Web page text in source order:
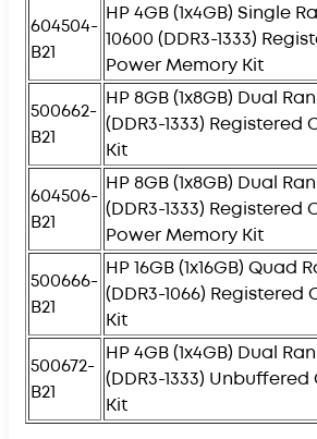
604504-
B21
HP 4GB (1x4GB) Single
10600 (DDR3-1333)
Power Memory Kit
500662-
B21
HP 8GB (1x8GB) Dual
(DDR3-1333) Registered
Kit
604506-
B21
HP 8GB (1x8GB) Dual
(DDR3-1333) Registered
Power Memory Kit
500666-
B21
HP 16GB (1x16GB) Quad
(DDR3-1066) Registered
Kit
500672-
B21
HP 4GB (1x4GB) Dual
(DDR3-1333)
Kit